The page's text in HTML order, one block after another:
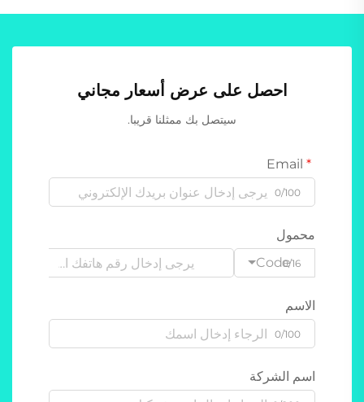
احصل على عرض أسعار مجاني
سيتصل بك ممثلنا قريبا.
0/100
محمول
Code0/16
الاسم
0/100
اسم الشركة